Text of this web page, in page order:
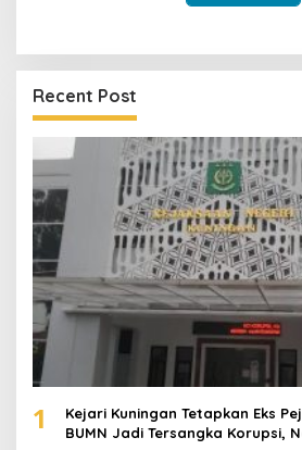
Recent Post
1
Kejari Kuningan Tetapkan Eks
BUMN Jadi Tersangka Korupsi,